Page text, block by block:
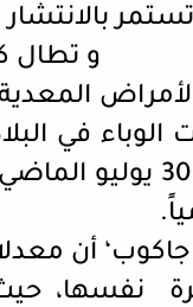
أن عدوى كوفيد-19
و تطال
الفترة ما بين 24
أن